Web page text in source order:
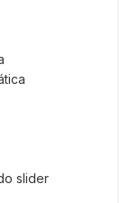
slider